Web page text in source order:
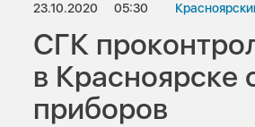
23.10.2020 05:30
СГК
в
приборов